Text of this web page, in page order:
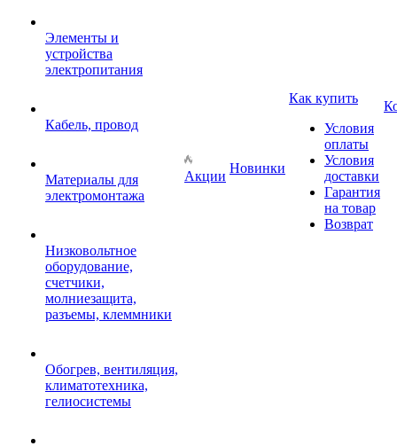
Элементы и
устройства
электропитания
Кабель, провод
Материалы для
электромонтажа
Низковольтное
оборудование,
счетчики,
молниезащита,
разъемы, клеммники
Обогрев, вентиляция,
климатотехника,
гелиосистемы
Акции
Новинки
Как купить
Условия
оплаты
Условия
доставки
Гарантия
на товар
Возврат